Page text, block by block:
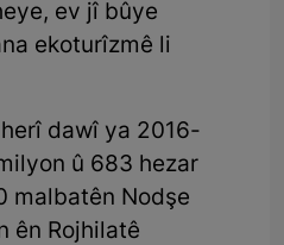
ev jî bûye
ekoturîzmê li
dawî ya 2016-
û 683 hezar
malbatên Nodşe
ên Rojhilatê